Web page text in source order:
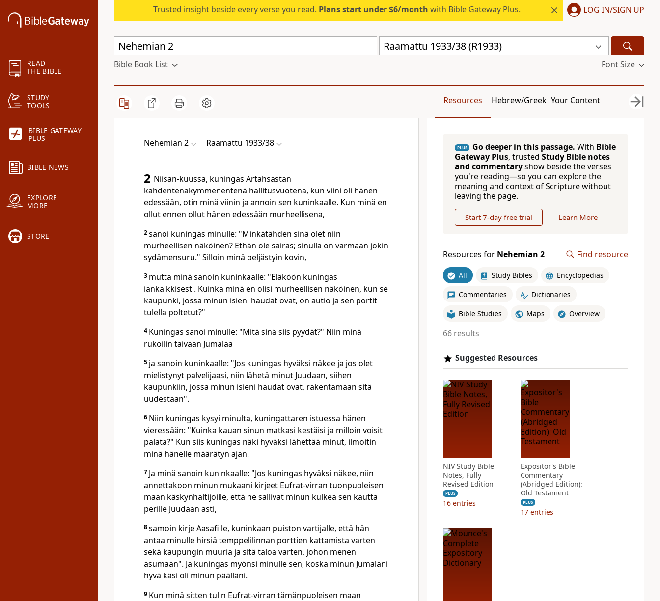
READ
THE BIBLE
STUDY
TOOLS
BIBLE GATEWAY
PLUS
BIBLE NEWS
EXPLORE
MORE
STORE
Trusted insight beside every verse you read. Plans start under $6/month with Bible Gateway Plus. LOG IN/SIGN UP
Raamattu 1933/38 (R1933)
Bible Book List Font Size
Resources Hebrew/Greek Your Content
Nehemian 2 Raamattu 1933/38
2 Niisan-kuussa, kuningas Artahsastan
kahdentenakymmenentenä hallitusvuotena, kun viini oli hänen
edessään, otin minä viinin ja annoin sen kuninkaalle. Kun minä en
ollut ennen ollut hänen edessään murheellisena,
2sanoi kuningas minulle: "Minkätähden sinä olet niin
murheellisen näköinen? Ethän ole sairas; sinulla on varmaan jokin
sydämensuru." Silloin minä peljästyin kovin,
3 mutta minä sanoin kuninkaalle: "Eläköön kuningas
iankaikkisesti. Kuinka minä en olisi murheellisen näköinen, kun se
kaupunki, jossa minun isieni haudat ovat, on autio ja sen portit
tulella poltetut?"
4 Kuningas sanoi minulle: "Mitä sinä siis pyydät?" Niin minä
rukoilin taivaan Jumalaa
5 ja sanoin kuninkaalle: "Jos kuningas hyväksi näkee ja jos olet
mielistynyt palvelijaasi, niin lähetä minut Juudaan, siihen
kaupunkiin, jossa minun isieni haudat ovat, rakentamaan sitä
uudestaan".
6 Niin kuningas kysyi minulta, kuningattaren istuessa hänen
vieressään: "Kuinka kauan sinun matkasi kestäisi ja milloin voisit
palata?" Kun siis kuningas näki hyväksi lähettää minut, ilmoitin
minä hänelle määrätyn ajan.
7 Ja minä sanoin kuninkaalle: "Jos kuningas hyväksi näkee, niin
annettakoon minun mukaani kirjeet Eufrat-virran tuonpuoleisen
maan käskynhaltijoille, että he sallivat minun kulkea sen kautta
perille Juudaan asti,
8samoin kirje Aasafille, kuninkaan puiston vartijalle, että hän
antaa minulle hirsiä temppelilinnan porttien kattamista varten
sekä kaupungin muuria ja sitä taloa varten, johon menen
asumaan". Ja kuningas myönsi minulle sen, koska minun Jumalani
hyvä käsi oli minun päälläni.
9 Kun minä sitten tulin Eufrat-virran tämänpuoleisen maan
PLUS Go deeper in this passage. With Bible
Gateway Plus, trusted Study Bible notes
and commentaryshow beside the verses
you're reading—so you can explore the
meaning and context of Scripture without
leaving the page.
Start 7-day free trial Learn More
Resources for Nehemian 2 Find resource
All Study Bibles Encyclopedias
Commentaries Dictionaries
Bible Studies Maps Overview
66 results
Suggested Resources
NIV Study Bible
Notes, Fully
Revised Edition
PLUS
16 entries
Expositor's Bible
Commentary
(Abridged Edition):
Old Testament
PLUS
17 entries